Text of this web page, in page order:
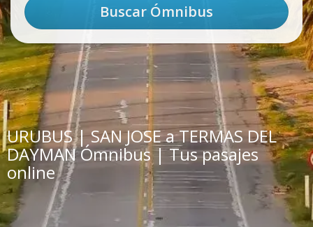
URUBUS | SAN JOSE a TERMAS DEL
DAYMAN Ómnibus | Tus pasajes
online